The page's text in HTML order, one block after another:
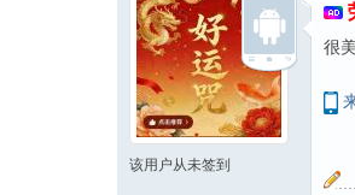
该用户从未签到
很